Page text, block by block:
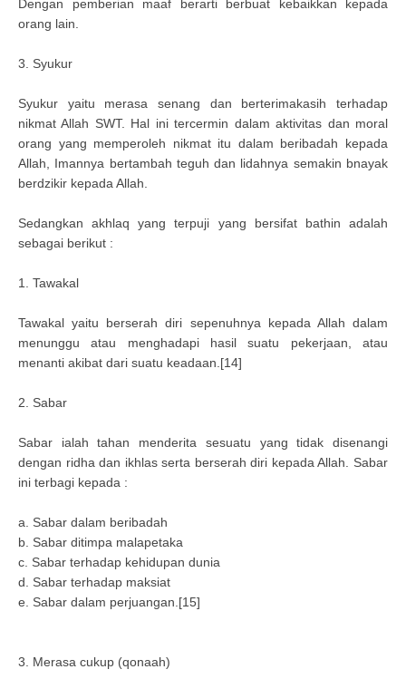
Dengan pemberian maaf berarti berbuat kebaikkan kepada
orang lain.
3. Syukur
Syukur yaitu merasa senang dan berterimakasih terhadap
nikmat Allah SWT. Hal ini tercermin dalam aktivitas dan moral
orang yang memperoleh nikmat itu dalam beribadah kepada
Allah, Imannya bertambah teguh dan lidahnya semakin bnayak
berdzikir kepada Allah.
Sedangkan akhlaq yang terpuji yang bersifat bathin adalah
sebagai berikut :
1. Tawakal
Tawakal yaitu berserah diri sepenuhnya kepada Allah dalam
menunggu atau menghadapi hasil suatu pekerjaan, atau
menanti akibat dari suatu keadaan.[14]
2. Sabar
Sabar ialah tahan menderita sesuatu yang tidak disenangi
dengan ridha dan ikhlas serta berserah diri kepada Allah. Sabar
ini terbagi kepada :
a. Sabar dalam beribadah
b. Sabar ditimpa malapetaka
c. Sabar terhadap kehidupan dunia
d. Sabar terhadap maksiat
e. Sabar dalam perjuangan.[15]
3. Merasa cukup (qonaah)